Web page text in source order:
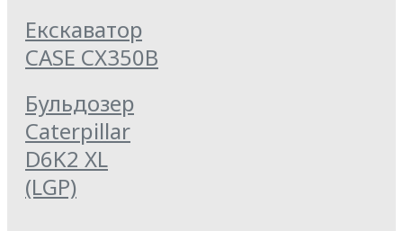
Екскаватор
CASE CX350B
Бульдозер
Caterpillar
D6K2 XL
(LGP)